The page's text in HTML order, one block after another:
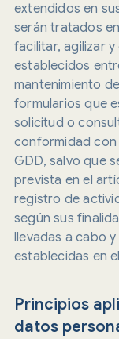
extendidos en
serán tratados
facilitar, agilizar
establecidos
mantenimiento
formularios que
solicitud o
conformidad con
GDD, salvo que
prevista en el
registro de
según sus
llevadas a cabo
establecidas en
Principios
datos